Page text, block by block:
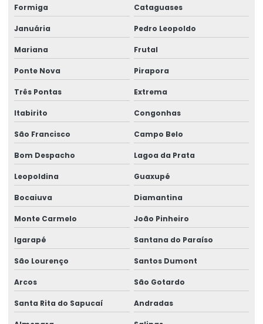
Empresa de saúde e segurança do trabalho
Empresa de saúde e segurança no trabalho
Empresa técnica em perícia
Empresa de treinamentos para ambientes corporativos
Empresa de treinamentos para ambientes de trabalho
Empresa de treinamentos in company
Empresa de verificação de ler
Empresas de medicina higiene e segurança no trabalho
Empresas de medicina no trabalho
Ergonomia assessoria e consultoria
Gestão de ergonomia
Gestão de ntep
Formiga Cataguases
Januária Pedro Leopoldo
Mariana Frutal
Ponte Nova Pirapora
Três Pontas Extrema
Itabirito Congonhas
São Francisco Campo Belo
Bom Despacho Lagoa da Prata
Leopoldina Guaxupé
Bocaiuva Diamantina
Monte Carmelo João Pinheiro
Igarapé Santana do Paraíso
São Lourenço Santos Dumont
Arcos São Gotardo
Santa Rita do Sapucaí Andradas